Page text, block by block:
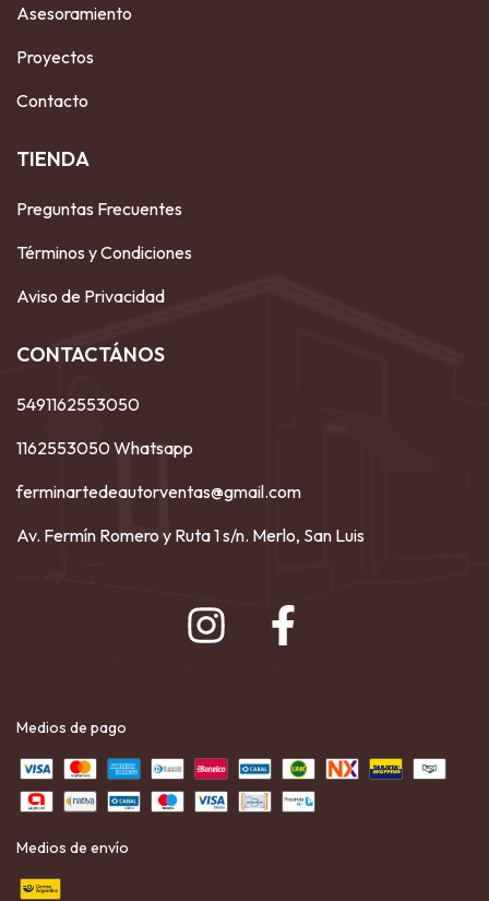
Asesoramiento
Proyectos
Contacto
TIENDA
Preguntas Frecuentes
Términos y Condiciones
Aviso de Privacidad
CONTACTÁNOS
5491162553050
1162553050 Whatsapp
ferminartedeautorventas@gmail.com
Av. Fermín Romero y Ruta 1 s/n. Merlo, San Luis
Medios de pago
Medios de envío